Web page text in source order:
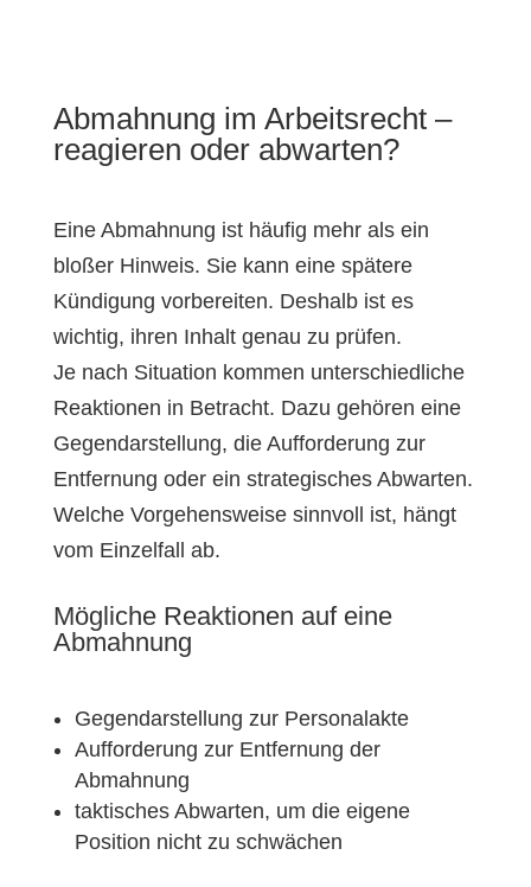
Abmahnung im Arbeitsrecht –
reagieren oder abwarten?
Eine Abmahnung ist häufig mehr als ein
bloßer Hinweis. Sie kann eine spätere
Kündigung vorbereiten. Deshalb ist es
wichtig, ihren Inhalt genau zu prüfen.
Je nach Situation kommen unterschiedliche
Reaktionen in Betracht. Dazu gehören eine
Gegendarstellung, die Aufforderung zur
Entfernung oder ein strategisches Abwarten.
Welche Vorgehensweise sinnvoll ist, hängt
vom Einzelfall ab.
Mögliche Reaktionen auf eine
Abmahnung
Gegendarstellung zur Personalakte
Aufforderung zur Entfernung der
Abmahnung
taktisches Abwarten, um die eigene
Position nicht zu schwächen